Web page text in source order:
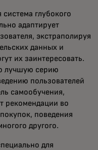
глубокого
адаптирует
экстраполируя
данных и
их заинтересовать.
лучшую серию
пользователей
самообучения,
рекомендации во
поведения
другого.
для